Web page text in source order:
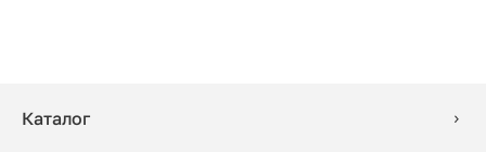
Каталог